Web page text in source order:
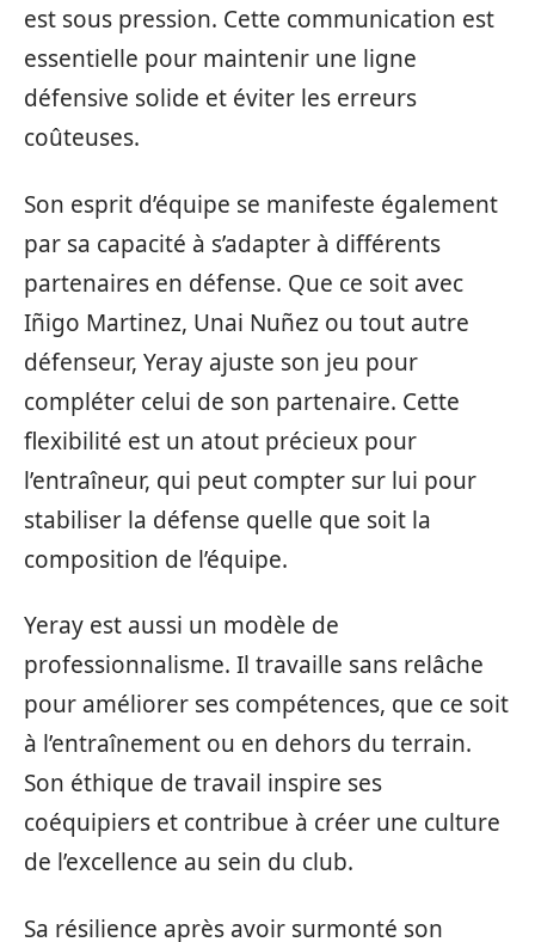
est sous pression. Cette communication est
essentielle pour maintenir une ligne
défensive solide et éviter les erreurs
coûteuses.
Son esprit d’équipe se manifeste également
par sa capacité à s’adapter à différents
partenaires en défense. Que ce soit avec
Iñigo Martinez, Unai Nuñez ou tout autre
défenseur, Yeray ajuste son jeu pour
compléter celui de son partenaire. Cette
flexibilité est un atout précieux pour
l’entraîneur, qui peut compter sur lui pour
stabiliser la défense quelle que soit la
composition de l’équipe.
Yeray est aussi un modèle de
professionnalisme. Il travaille sans relâche
pour améliorer ses compétences, que ce soit
à l’entraînement ou en dehors du terrain.
Son éthique de travail inspire ses
coéquipiers et contribue à créer une culture
de l’excellence au sein du club.
Sa résilience après avoir surmonté son